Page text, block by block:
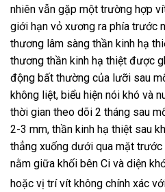
nhiên vẫn gặp một trường hợp
giới hạn vỏ xương ra phía trước
thương lâm sàng thần kinh hạ
thương thần kinh hạ thiệt được
động bất thường của lưỡi sau
không liệt, biểu hiện nói khó và
thời gian theo dõi 2 tháng sau
2-3 mm, thần kinh hạ thiệt sau
thẳng xuống dưới qua mặt
nằm giữa khối bên Ci và diện
hoặc vị trí vít không chính xác